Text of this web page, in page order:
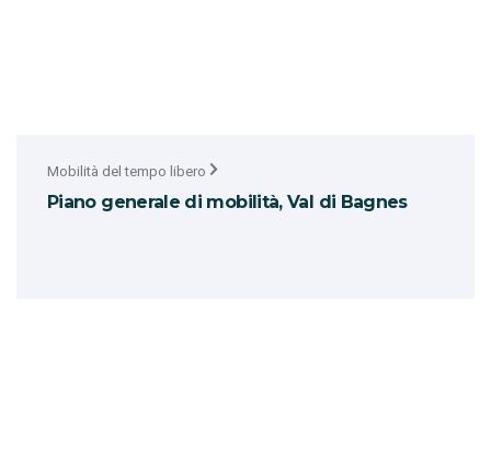
Mobilità del tempo libero
Piano generale di mobilità, Val di Bagnes